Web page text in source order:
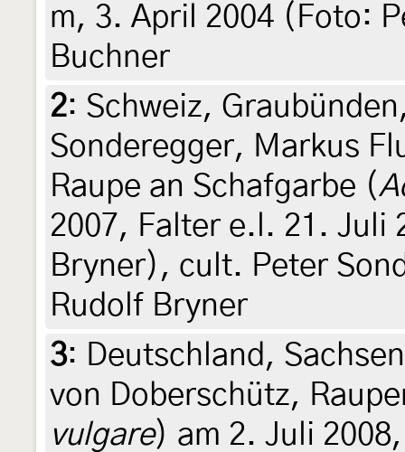
m, 3. April 2004 (Foto:
Buchner
2: Schweiz,
Sonderegger, Markus
Raupe an Schafgarbe (
2007, Falter e.l. 21. Juli
Bryner), cult. Peter
Rudolf Bryner
3: Deutschland,
von Doberschütz,
vulgare) am 2. Juli